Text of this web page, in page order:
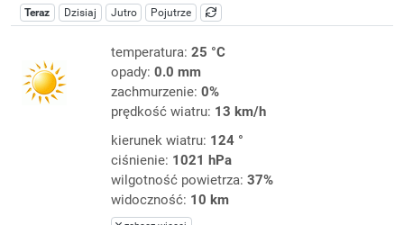
Teraz Dzisiaj Jutro Pojutrze
temperatura: 25 °C
opady: 0.0 mm
zachmurzenie: 0%
prędkość wiatru: 13 km/h
kierunek wiatru: 124 °
ciśnienie: 1021 hPa
wilgotność powietrza: 37%
widoczność: 10 km